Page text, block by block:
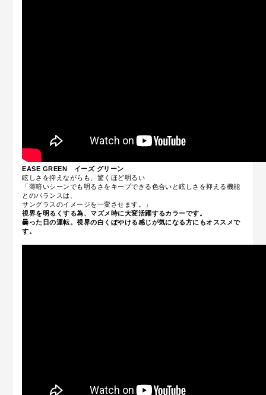
EASE GREEN イーズ グリーン
眩しさを抑えながらも、驚くほど明るい
「薄暗いシーンでも明るさをキープできる色合いと眩しさを抑える機能
とのバランスは、
サングラスのイメージを一変させます。」
視界を明るくする為、マズメ時に大変活躍するカラーです。
曇った日の運転。視界の白くぼやける感じが気になる方にもオススメで
す。